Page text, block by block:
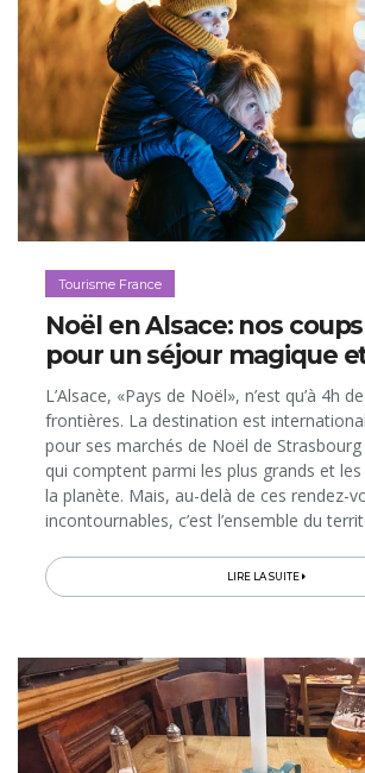
Tourisme France
Noël en Alsace: nos
pour un séjour magique
L’Alsace, «Pays de Noël», n’est qu’à 4h
frontières. La destination est
pour ses marchés de Noël de
qui comptent parmi les plus grands et
la planète. Mais, au-delà de ces rendez-
incontournables, c’est l’ensemble du
on peut vivre...
LIRE LA SUITE